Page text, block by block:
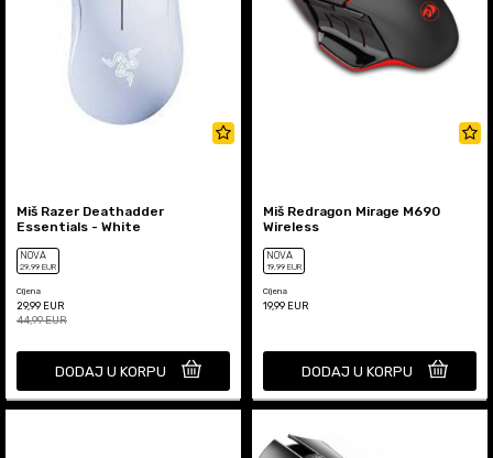
Miš Razer Deathadder
Essentials - White
NOVA
29,99 EUR
Cijena
29,99 EUR
44,99EUR
DODAJ U KORPU
Miš Redragon Mirage M690
Wireless
NOVA
19,99 EUR
Cijena
19,99 EUR
DODAJ U KORPU